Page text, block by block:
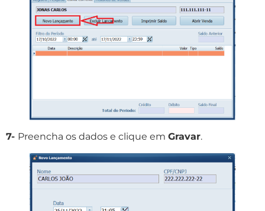
7- Preencha os dados e clique em Gravar.